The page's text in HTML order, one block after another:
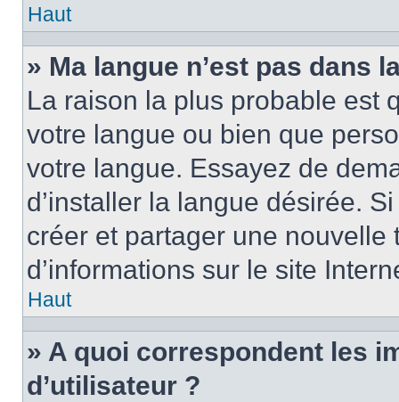
Haut
» Ma langue n’est pas dans
La raison la plus probable est
votre langue ou bien que
votre langue. Essayez de
d’installer la langue désirée.
créer et partager une
d’informations sur le site
Haut
» A quoi correspondent les
d’utilisateur ?